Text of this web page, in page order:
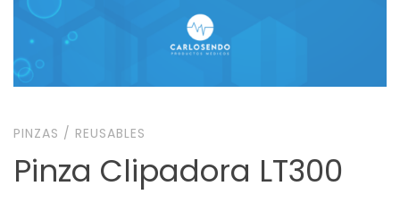
PINZAS / REUSABLES
Pinza Clipadora LT300